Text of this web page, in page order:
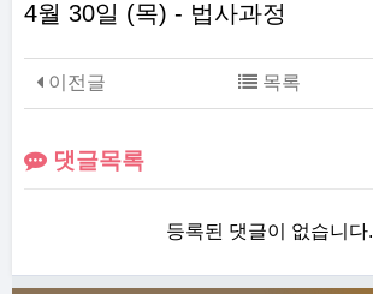
4월 30일 (목) - 법사과정
이전글 목록
댓글목록
등록된 댓글이 없습니다.